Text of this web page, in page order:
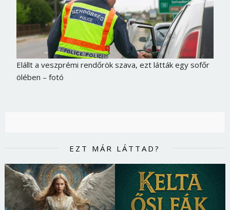
Elállt a veszprémi rendőrök szava, ezt látták egy sofőr
ölében – fotó
EZT MÁR LÁTTAD?
Borsonline bejelentkezés
E-mail cím vagy felhasználónév